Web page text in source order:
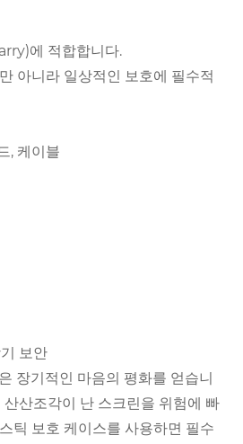
에 적합합니다.
아니라 일상적인 보호에 필수적
, 케이블
보안
장기적인 마음의 평화를 얻습니
산조각이 난 스크린을 위험에 빠
틱 보호 케이스를 사용하면 필수